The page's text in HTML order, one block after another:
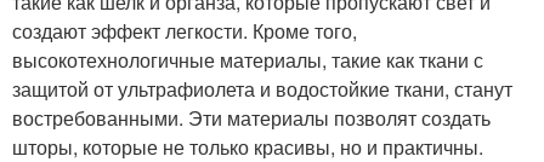
создают эффект легкости. Кроме того,
высокотехнологичные материалы, такие как ткани с
защитой от ультрафиолета и водостойкие ткани, станут
востребованными. Эти материалы позволят создать
шторы, которые не только красивы, но и практичны.